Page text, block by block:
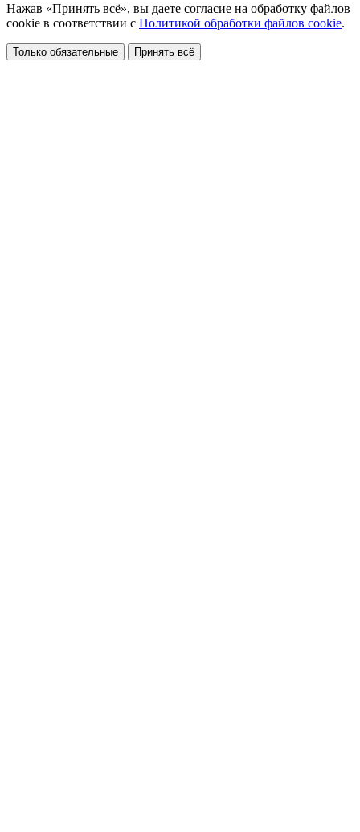
Нажав «Принять всё», вы даете согласие на обработку файлов
cookie в соответствии с Политикой обработки файлов cookie.
Только обязательные Принять всё